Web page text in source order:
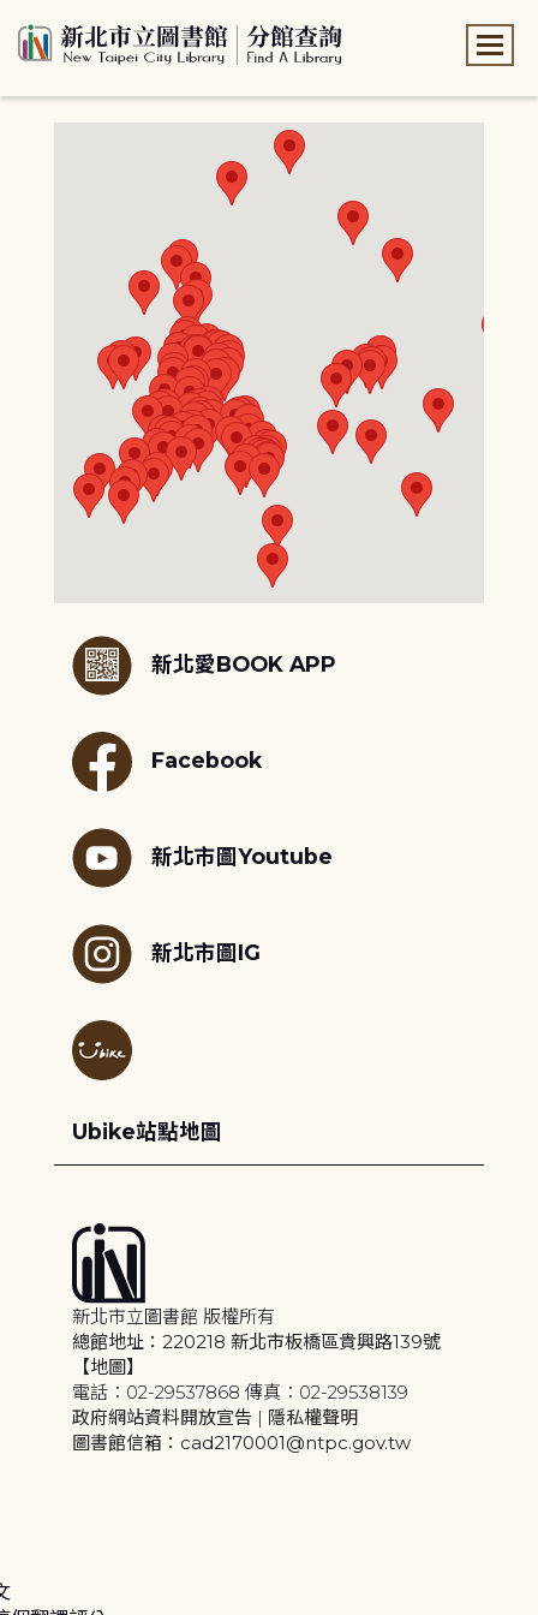
新北愛BOOK APP
Facebook
新北市圖Youtube
新北市圖IG
Ubike站點地圖
新北市立圖書館 版權所有
總館地址：220218 新北市板橋區貴興路139號
【地圖】
電話：02-29537868 傳真：02-29538139
政府網站資料開放宣告 | 隱私權聲明
圖書館信箱：cad2170001@ntpc.gov.tw